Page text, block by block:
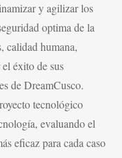
y agilizar los
optima de la
calidad humana,
éxito de sus
de DreamCusco.
tecnológico
evaluando el
eficaz para cada caso